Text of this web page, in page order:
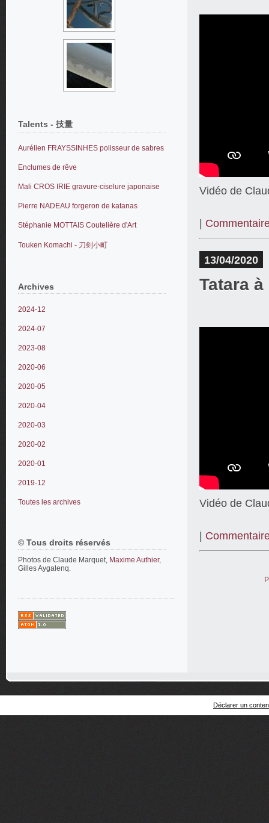
Talents - 技量
Aurélien FRAYSSINHES polisseur de sabres
Enclumes de rêve
Mali CROS IRIE gravure-ciselure japonaise
Pierre NADEAU forgeron de katanas
Stéphanie MOTTAIS Coutelière d'Art
Touken Komachi - 刀剣小町
Archives
2024-12
2024-07
2023-08
2020-06
2020-05
2020-04
2020-03
2020-02
2020-01
2019-12
Toutes les archives
© Tous droits réservés
Photos de Claude Marquet, Maxime Authier,
Gilles Aygalenq.
Vidéo de
|
13/04/2020
Tatara
Vidéo de
|
Déclarer un